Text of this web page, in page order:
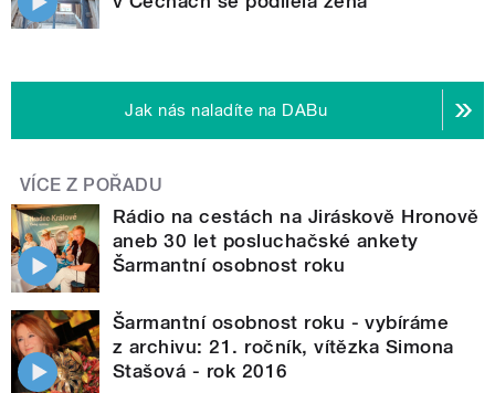
Jak nás naladíte na DABu
VÍCE Z POŘADU
Rádio na cestách na Jiráskově Hronově
aneb 30 let posluchačské ankety
Šarmantní osobnost roku
Šarmantní osobnost roku - vybíráme
z archivu: 21. ročník, vítězka Simona
Stašová - rok 2016